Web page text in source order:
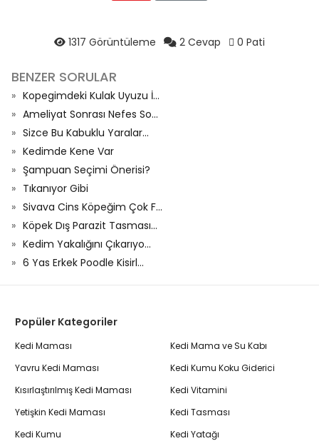
1317 Görüntüleme 2 Cevap 0 Pati
BENZER SORULAR
Kopegimdeki Kulak Uyuzu İ...
Ameliyat Sonrası Nefes So...
Sizce Bu Kabuklu Yaralar...
Kedimde Kene Var
Şampuan Seçimi Önerisi?
Tıkanıyor Gibi
Sivava Cins Köpeğim Çok F...
Köpek Dış Parazit Tasması...
Kedim Yakalığını Çıkarıyo...
6 Yas Erkek Poodle Kisirl...
Popüler Kategoriler
Kedi Maması
Yavru Kedi Maması
Kısırlaştırılmış Kedi Maması
Yetişkin Kedi Maması
Kedi Kumu
Kedi Mama ve Su Kabı
Kedi Kumu Koku Giderici
Kedi Vitamini
Kedi Tasması
Kedi Yatağı